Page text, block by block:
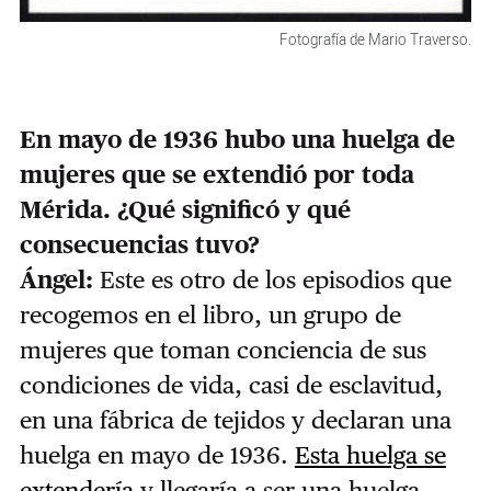
Fotografía de Mario Traverso.
En mayo de 1936 hubo una huelga de
mujeres que se extendió por toda
Mérida. ¿Qué significó y qué
consecuencias tuvo?
Ángel: Este es otro de los episodios que
recogemos en el libro, un grupo de
mujeres que toman conciencia de sus
condiciones de vida, casi de esclavitud,
en una fábrica de tejidos y declaran una
huelga en mayo de 1936. Esta huelga se